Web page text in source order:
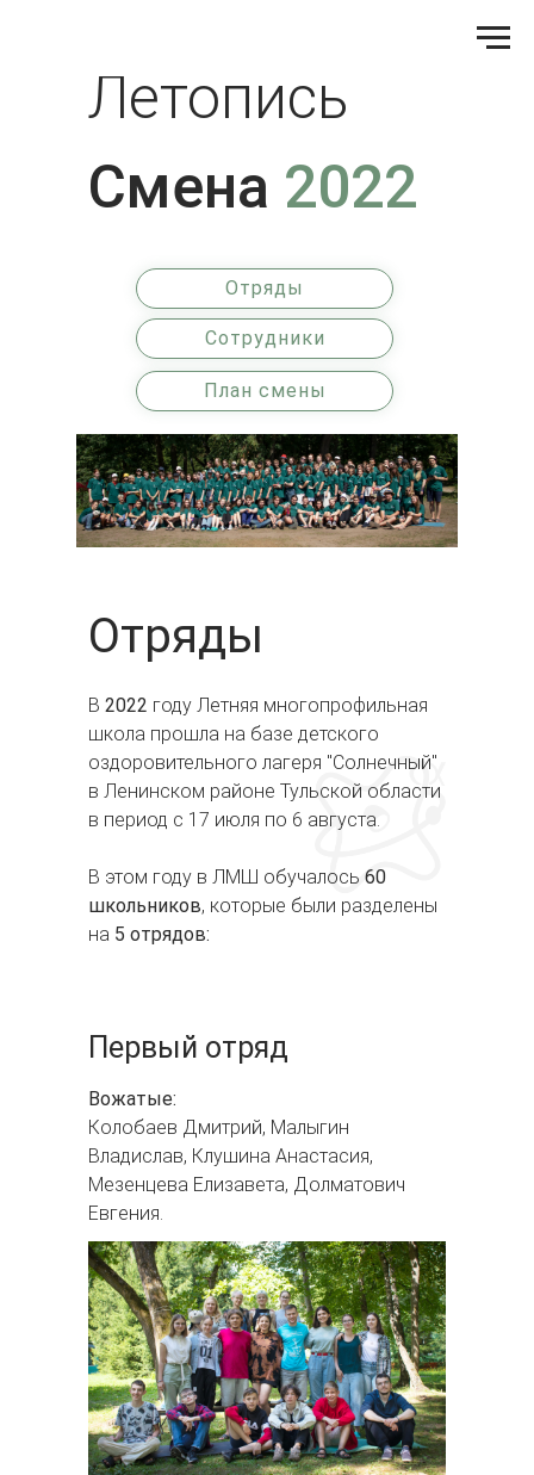
Смена 2022
Летопись
Отряды
Сотрудники
План смены
В 2022 году Летняя многопрофильная
школа прошла на базе детского
оздоровительного лагеря "Солнечный"
в Ленинском районе Тульской области
в период с 17 июля по 6 августа.
В этом году в ЛМШ обучалось 60
школьников, которые были разделены
на 5 отрядов:
Отряды
Первый отряд
Вожатые:
Колобаев Дмитрий, Малыгин
Владислав, Клушина Анастасия,
Мезенцева Елизавета, Долматович
Евгения.